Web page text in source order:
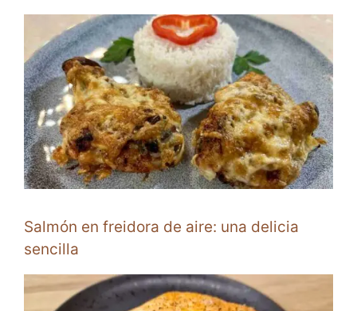
Salmón en freidora de aire: una delicia
sencilla